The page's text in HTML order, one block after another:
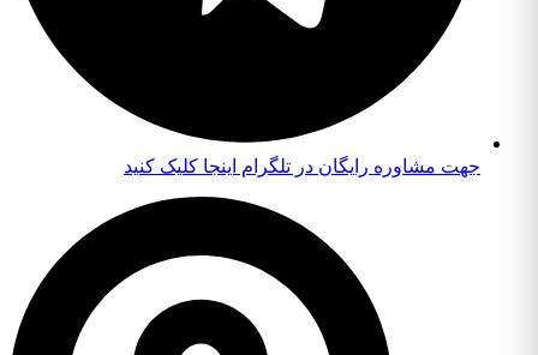
جهت مشاوره رایگان در تلگرام اینجا کلیک کنید